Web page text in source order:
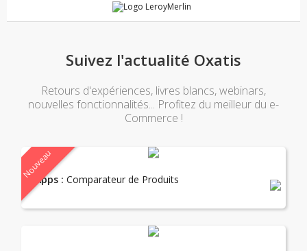
Suivez l'actualité Oxatis
Retours d'expériences, livres blancs, webinars,
nouvelles fonctionnalités... Profitez du meilleur du e-
Commerce !
Nouveau
Apps : Comparateur de Produits